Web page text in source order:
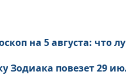
на 5 августа: что
Зодиака повезет 29